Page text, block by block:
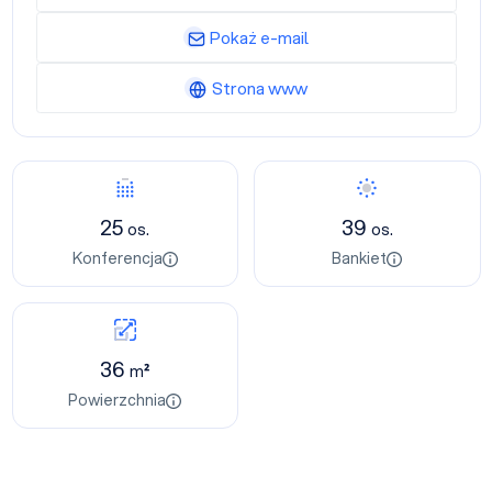
25os.
Konferencja
39 os.
Bankiet
36m²
Powierzchnia
Pokaż e-mail
Strona www